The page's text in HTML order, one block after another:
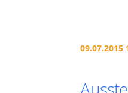
09.07.2015